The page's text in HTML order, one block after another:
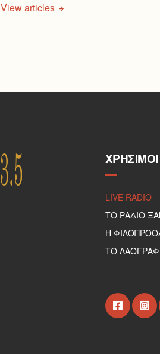
View articles
LIVE RADIO
ΤΟ ΡΑΔΙΟ
Η
ΤΟ